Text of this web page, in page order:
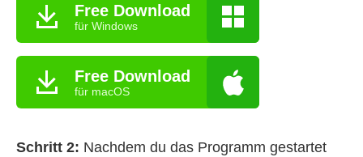
Free Download
für Windows
Free Download
für macOS
Schritt 2: Nachdem du das Programm gestartet